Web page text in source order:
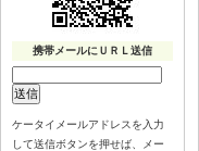
携帯メールにＵＲＬ送信
ケータイメールアドレスを入力
して送信ボタンを押せば、メー